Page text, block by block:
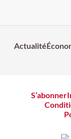
Actualité
S’abonner